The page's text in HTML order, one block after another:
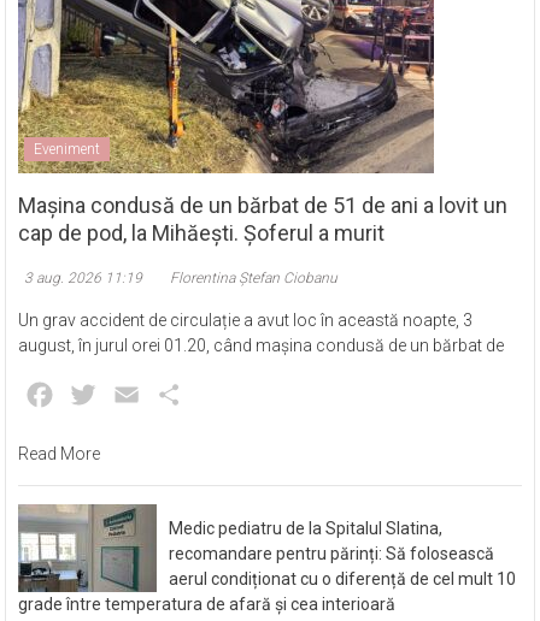
Eveniment
Mașina condusă de un bărbat de 51 de ani a lovit un
cap de pod, la Mihăești. Șoferul a murit
3 aug. 2026 11:19 Florentina Ștefan Ciobanu
Un grav accident de circulație a avut loc în această noapte, 3
august, în jurul orei 01.20, când mașina condusă de un bărbat de
Facebook
Twitter Email
Read More
Medic pediatru de la Spitalul Slatina,
recomandare pentru părinți: Să folosească
aerul condiționat cu o diferență de cel mult 10
grade între temperatura de afară și cea interioară